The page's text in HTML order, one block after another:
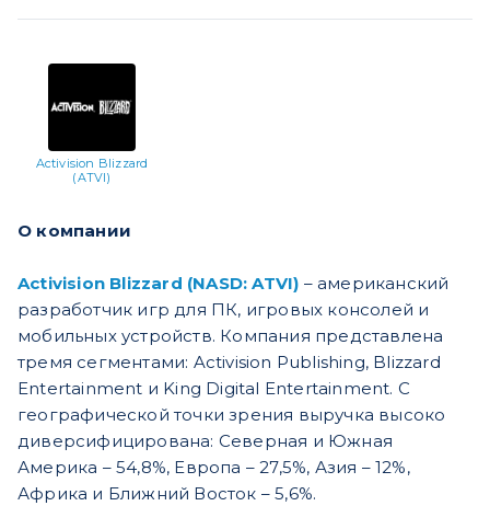
Activision Blizzard
(ATVI)
О компании
Activision Blizzard (NASD: ATVI) – американский
разработчик игр для ПК, игровых консолей и
мобильных устройств. Компания представлена
тремя сегментами: Activision Publishing, Blizzard
Entertainment и King Digital Entertainment. С
географической точки зрения выручка высоко
диверсифицирована: Северная и Южная
Америка – 54,8%, Европа – 27,5%, Азия – 12%,
Африка и Ближний Восток – 5,6%.